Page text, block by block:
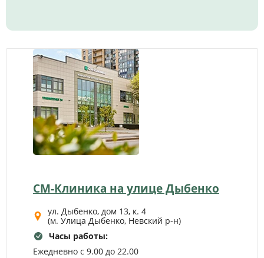
СМ-Клиника на улице Дыбенко
ул. Дыбенко, дом 13, к. 4
(м. Улица Дыбенко, Невский р-н)
Часы работы:
Ежедневно с 9.00 до 22.00